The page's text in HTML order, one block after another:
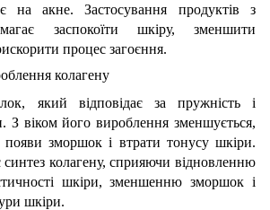
на акне. Застосування продуктів з
заспокоїти шкіру, зменшити
процес загоєння.
колагену
який відповідає за пружність і
З віком його вироблення зменшується,
зморшок і втрати тонусу шкіри.
колагену, сприяючи відновленню
шкіри, зменшенню зморшок і
шкіри.